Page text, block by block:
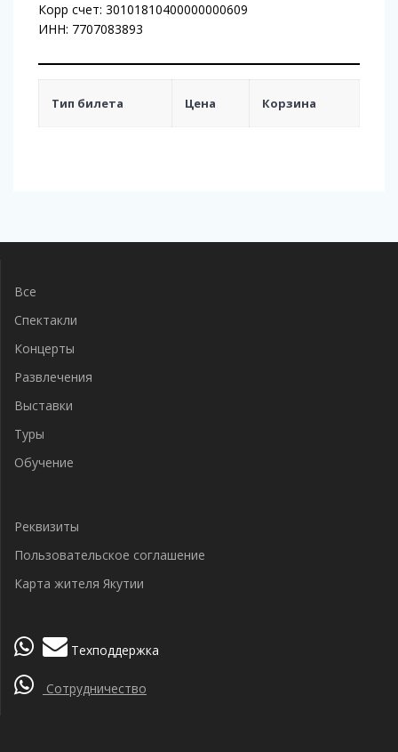
Корр счет: 30101810400000000609
ИНН: 7707083893
Тип билета Цена Корзина
по
записям
Все
Спектакли
Концерты
Развлечения
Выставки
Туры
Обучение
Реквизиты
Пользовательское соглашение
Карта жителя Якутии
Техподдержка
Сотрудничество